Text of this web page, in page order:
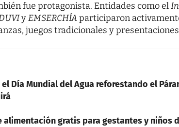
fue protagonista. Entidades como el
yEMSERCHÍAparticiparon
juegos tradicionales y
el Día Mundial del Agua reforestando el
alimentación gratis para gestantes y niños